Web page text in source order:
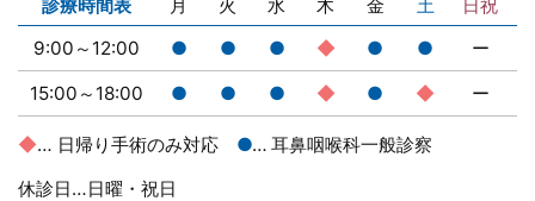
診療時間表 月 火 水 木 金 土
日祝
9:00～12:00
● ● ● ◆ ● ●
ー
15:00～18:00
● ● ● ◆ ● ◆ ー
◆… 日帰り手術のみ対応 ●… 耳鼻咽喉科一般診察
休診日…日曜・祝日